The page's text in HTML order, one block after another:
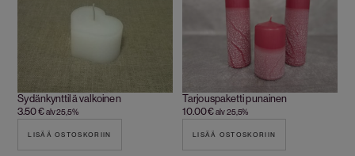
Sydänkynttilä valkoinen
3.50€alv 25,5%
LISÄÄ OSTOSKORIIN
Tarjouspaketti punainen
10.00€alv 25,5%
LISÄÄ OSTOSKORIIN